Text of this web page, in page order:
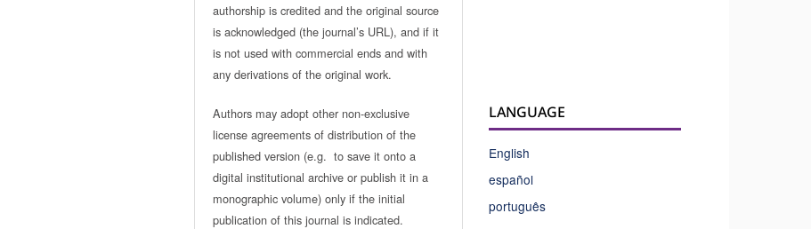
authorship is credited and the original source
is acknowledged (the journal’s URL), and if it
is not used with commercial ends and with
any derivations of the original work.
Authors may adopt other non-exclusive
license agreements of distribution of the
published version (e.g. to save it onto a
digital institutional archive or publish it in a
monographic volume) only if the initial
publication of this journal is indicated.
LANGUAGE
English
español
português